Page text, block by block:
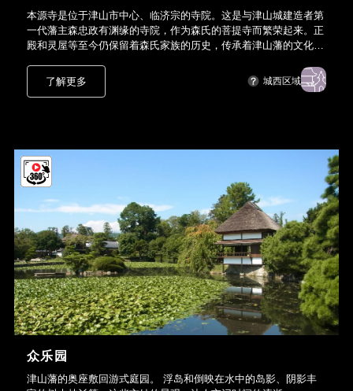
本源寺是位于津山市中心、临济宗的寺院。这是与津山城建造者第
一代藩主森忠政有渊缘的寺院，作为森氏的菩提寺而繁荣起来。正
殿和灵屋等至今仍保留着森氏家族的历史，传承着津山藩的文化和
了解更多
城西区域
众乐园
津山藩的奥座敷回游式庭园。 浮岛和倒映在水中的岛影、阴影丰